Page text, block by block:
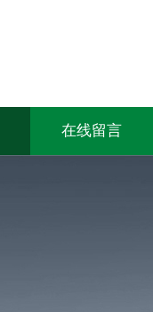
在线留言